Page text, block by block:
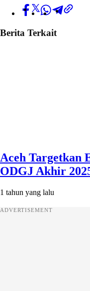
Berita Terkait
Aceh Targetkan
ODGJ Akhir
1 tahun yang lalu
ADVERTISEMENT